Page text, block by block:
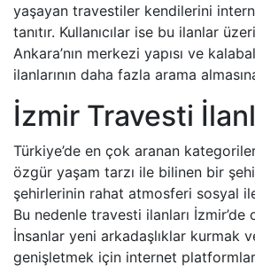
yaşayan travestiler kendilerini
tanıtır. Kullanıcılar ise bu ilanlar
Ankara’nın merkezi yapısı ve
ilanlarının daha fazla arama
İzmir Travesti
Türkiye’de en çok aranan
özgür yaşam tarzı ile bilinen bir
şehirlerinin rahat atmosferi sosyal
Bu nedenle travesti ilanları İzmir’de
İnsanlar yeni arkadaşlıklar kurmak
genişletmek için internet